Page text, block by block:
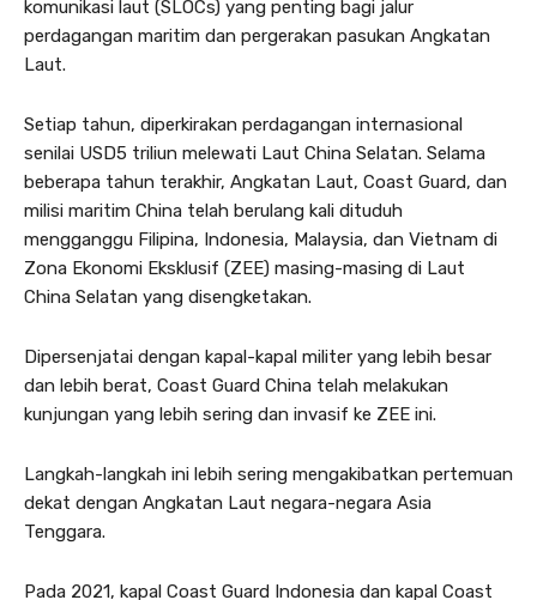
komunikasi laut (SLOCs) yang penting bagi jalur
perdagangan maritim dan pergerakan pasukan Angkatan
Laut.
Setiap tahun, diperkirakan perdagangan internasional
senilai USD5 triliun melewati Laut China Selatan. Selama
beberapa tahun terakhir, Angkatan Laut, Coast Guard, dan
milisi maritim China telah berulang kali dituduh
mengganggu Filipina, Indonesia, Malaysia, dan Vietnam di
Zona Ekonomi Eksklusif (ZEE) masing-masing di Laut
China Selatan yang disengketakan.
Dipersenjatai dengan kapal-kapal militer yang lebih besar
dan lebih berat, Coast Guard China telah melakukan
kunjungan yang lebih sering dan invasif ke ZEE ini.
Langkah-langkah ini lebih sering mengakibatkan pertemuan
dekat dengan Angkatan Laut negara-negara Asia
Tenggara.
Pada 2021, kapal Coast Guard Indonesia dan kapal Coast